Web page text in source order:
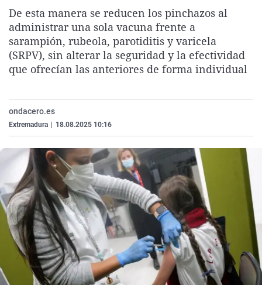
La rosa de los vientos
Gente viajera
Como el perro y el
Caso
Retornados
Equipo de
Operación Viuda
Extremadura
Galicia
La Rioja
Navarra
Virales
Televisión
Elecciones
De esta manera se reducen los pinchazos al
administrar una sola vacuna frente a
sarampión, rubeola, parotiditis y varicela
(SRPV), sin alterar la seguridad y la efectividad
que ofrecían las anteriores de forma individual
ondacero.es
Extremadura 18.08.2025 10:16